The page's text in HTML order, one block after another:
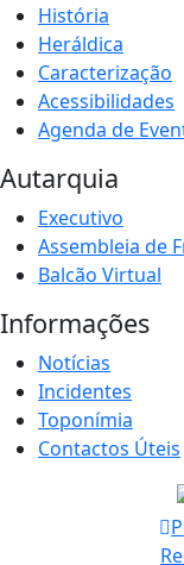
História
Heráldica
Caracterização
Acessibilidades
Agenda de
Autarquia
Executivo
Assembleia de
Balcão Virtual
Informações
Notícias
Incidentes
Toponímia
Contactos Úteis